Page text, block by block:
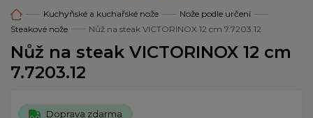
Kuchyňské a kuchařské nože
Nože podle určení
Steakové nože
Nůž na steak VICTORINOX 12 cm 7.7203.12
Nůž na steak VICTORINOX 12 cm
7.7203.12
Doprava zdarma